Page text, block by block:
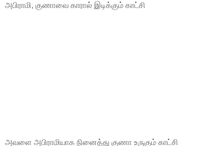
அபிராமி, குணாவை காரால் இடிக்கும் காட்சி
அவளை அபிராமியாக நினைத்து குணா உருகும் காட்சி